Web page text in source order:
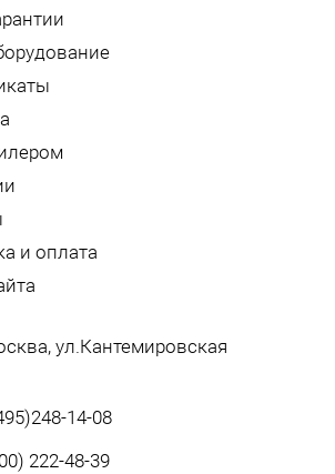
и оплата
ул.Кантемировская
14-08
222-48-39